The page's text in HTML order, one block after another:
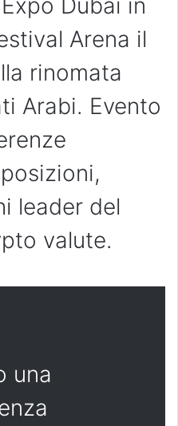
Dubai in
Arena il
rinomata
Arabi. Evento
leader del
valute.
una